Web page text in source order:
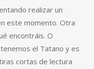
realizar un
este momento. Otra
encontráis. O
el Tatano y es
cortas de lectura